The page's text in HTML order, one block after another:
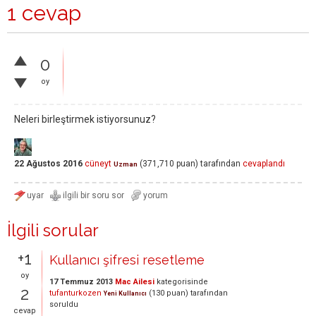
1 cevap
0
oy
Neleri birleştirmek istiyorsunuz?
22 Ağustos 2016 cüneyt Uzman (371,710 puan) tarafından cevaplandı
İlgili sorular
+1
oy
2
cevap
Kullanıcı şifresi resetleme
17 Temmuz 2013 Mac Ailesi kategorisinde
tufanturkozen Yeni Kullanıcı (130 puan) tarafından
soruldu